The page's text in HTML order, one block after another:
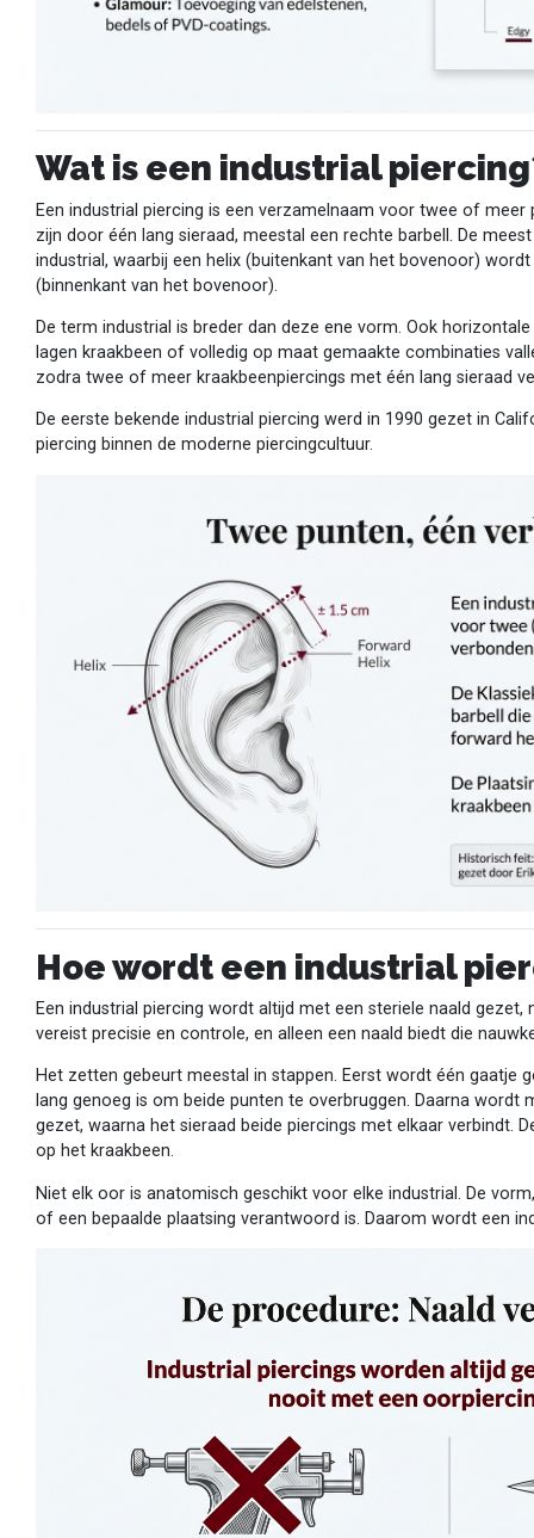
Wat is een industrial
Een industrial piercing is een verzamelnaam voor twee of
zijn door één lang sieraad, meestal een rechte barbell. De
industrial, waarbij een helix (buitenkant van het bovenoor)
(binnenkant van het bovenoor).
De term industrial is breder dan deze ene vorm. Ook
lagen kraakbeen of volledig op maat gemaakte combinaties
zodra twee of meer kraakbeenpiercings met één lang sieraad
De eerste bekende industrial piercing werd in 1990 gezet in
piercing binnen de moderne piercingcultuur.
Hoe wordt een industrial
Een industrial piercing wordt altijd met een steriele naald
vereist precisie en controle, en alleen een naald biedt die
Het zetten gebeurt meestal in stappen. Eerst wordt één gaatje
lang genoeg is om beide punten te overbruggen. Daarna wordt
gezet, waarna het sieraad beide piercings met elkaar verbindt.
op het kraakbeen.
Niet elk oor is anatomisch geschikt voor elke industrial. De
of een bepaalde plaatsing verantwoord is. Daarom wordt een